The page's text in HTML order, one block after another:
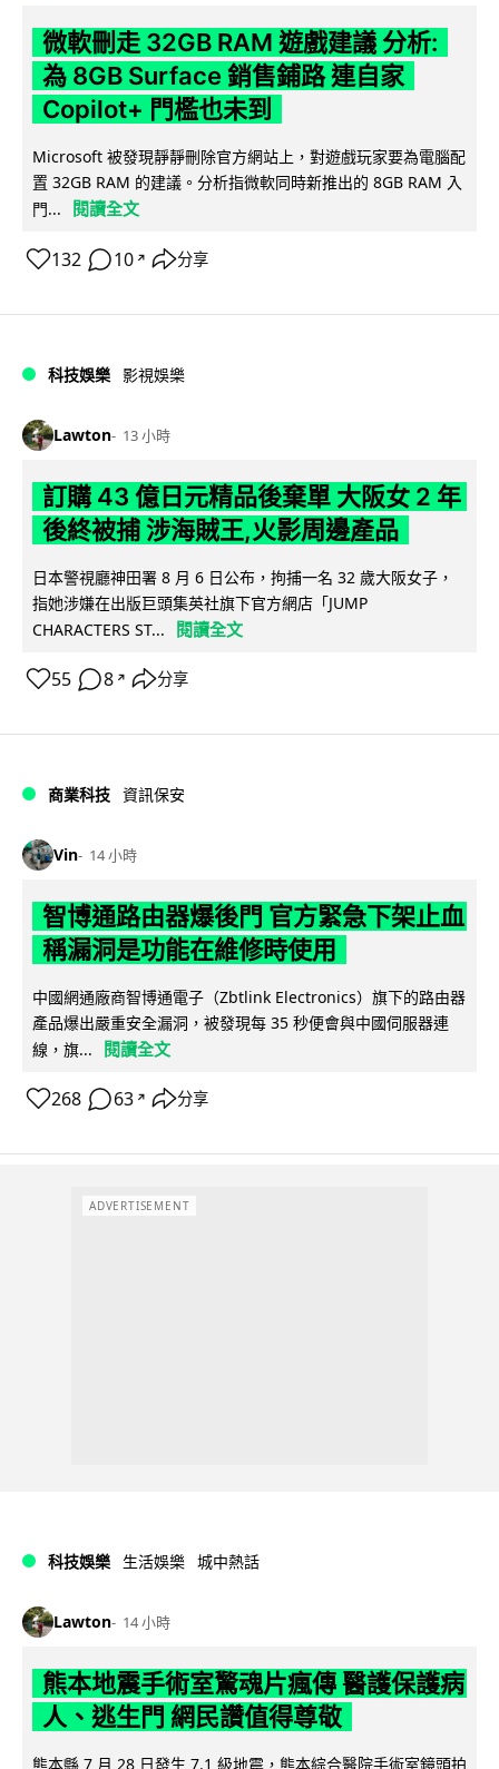
微軟刪走 32GB RAM 遊戲建議 分析:
為 8GB Surface 銷售鋪路 連自家
Copilot+ 門檻也未到
Microsoft 被發現靜靜刪除官方網站上，對遊戲玩家要為電腦配
置 32GB RAM 的建議。分析指微軟同時新推出的 8GB RAM 入
門...
閱讀全文
132 10 ↗ 分享
科技娛樂 影視娛樂
Lawton 13 小時
訂購 43 億日元精品後棄單 大阪女 2 年
後終被捕 涉海賊王,火影周邊產品
日本警視廳神田署 8 月 6 日公布，拘捕一名 32 歲大阪女子，
指她涉嫌在出版巨頭集英社旗下官方網店「JUMP
CHARACTERS ST...
閱讀全文
55 8 ↗ 分享
商業科技 資訊保安
Vin 14 小時
智博通路由器爆後門 官方緊急下架止血
稱漏洞是功能在維修時使用
中國網通廠商智博通電子（Zbtlink Electronics）旗下的路由器
產品爆出嚴重安全漏洞，被發現每 35 秒便會與中國伺服器連
線，旗...
閱讀全文
268 63 ↗ 分享
ADVERTISEMENT
科技娛樂 生活娛樂 城中熱話
Lawton 14 小時
熊本地震手術室驚魂片瘋傳 醫護保護病
人、逃生門 網民讚值得尊敬
熊本縣 7 月 28 日發生 7.1 級地震，熊本綜合醫院手術室鏡頭拍